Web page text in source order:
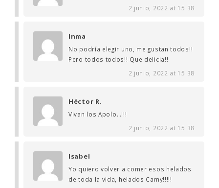
2 junio, 2022 at 15:38
Inma
No podría elegir uno, me gustan todos!!
Pero todos todos!! Que delicia!!
2 junio, 2022 at 15:38
Héctor R.
Vivan los Apolo…!!!
2 junio, 2022 at 15:38
Isabel
Yo quiero volver a comer esos helados
de toda la vida, helados Camy!!!!!